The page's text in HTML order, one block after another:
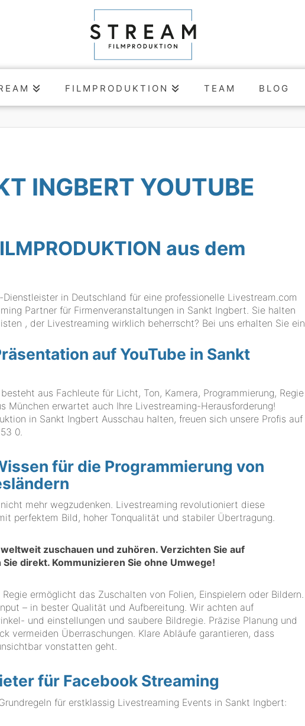
FILMPRODUKTION TEAM BLOG
INGBERT YOUTUBE
aus dem
Dienstleister in Deutschland für eine professionelle Livestream.com
Partner für Firmenveranstaltungen in Sankt Ingbert. Sie halten
, der Livestreaming wirklich beherrscht? Bei uns erhalten Sie ein
auf YouTube in Sankt
aus Fachleute für Licht, Ton, Kamera, Programmierung, Regie
München erwartet auch Ihre Livestreaming-Herausforderung!
in Sankt Ingbert Ausschau halten, freuen sich unsere Profis auf
0
für die Programmierung von
mehr wegzudenken. Livestreaming revolutioniert diese
perfektem Bild, hoher Tonqualität und stabiler Übertragung.
zuschauen und zuhören. Verzichten Sie auf
direkt. Kommunizieren Sie ohne Umwege!
ermöglicht das Zuschalten von Folien, Einspielern oder Bildern.
– in bester Qualität und Aufbereitung. Wir achten auf
und einstellungen und saubere Bildregie. Präzise Planung und
vermeiden Überraschungen. Klare Abläufe garantieren, dass
vonstatten geht.
für Facebook Streaming
für erstklassig Livestreaming Events in Sankt Ingbert: